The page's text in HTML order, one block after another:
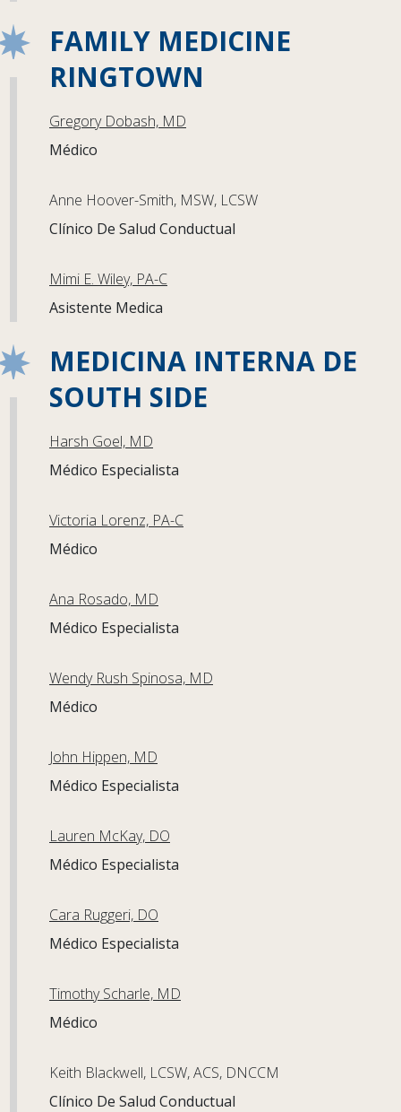
FAMILY MEDICINE
RINGTOWN
Gregory Dobash, MD
Médico
Anne Hoover-Smith, MSW, LCSW
Clínico De Salud Conductual
Mimi E. Wiley, PA-C
Asistente Medica
MEDICINA INTERNA DE
SOUTH SIDE
Harsh Goel, MD
Médico Especialista
Victoria Lorenz, PA-C
Médico
Ana Rosado, MD
Médico Especialista
Wendy Rush Spinosa, MD
Médico
John Hippen, MD
Médico Especialista
Lauren McKay, DO
Médico Especialista
Cara Ruggeri, DO
Médico Especialista
Timothy Scharle, MD
Médico
Keith Blackwell, LCSW, ACS, DNCCM
Clínico De Salud Conductual